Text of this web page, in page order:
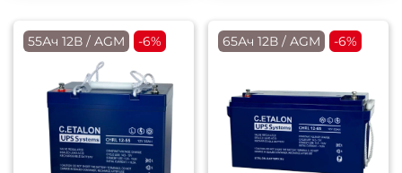
55Ач 12В / AGM -6% 65Ач 12В / AGM -6%